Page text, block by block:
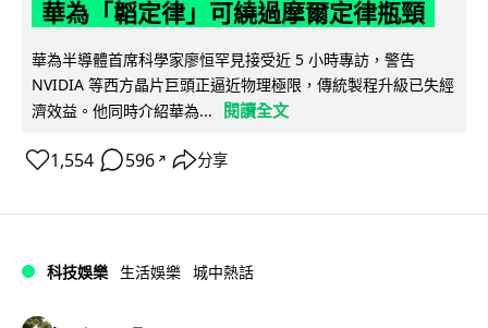
華為「韜定律」可繞過摩爾定律瓶頸
華為半導體首席科學家廖恒罕見接受近 5 小時專訪，警告
NVIDIA 等西方晶片巨頭正逼近物理極限，傳統製程升級已失經
濟效益。他同時介紹華為...
閱讀全文
1,554 596 ↗ 分享
科技娛樂 生活娛樂 城中熱話